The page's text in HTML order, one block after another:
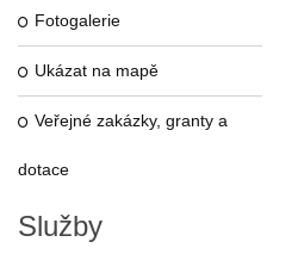
Fotogalerie
Ukázat na mapě
Veřejné zakázky, granty a
dotace
Služby